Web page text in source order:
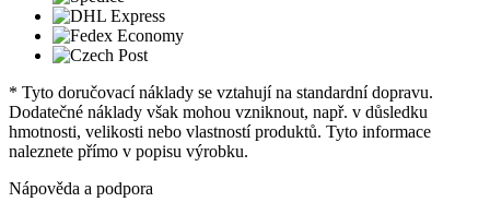
* Tyto doručovací náklady se vztahují na standardní dopravu.
Dodatečné náklady však mohou vzniknout, např. v důsledku
hmotnosti, velikosti nebo vlastností produktů. Tyto informace
naleznete přímo v popisu výrobku.
Nápověda a podpora